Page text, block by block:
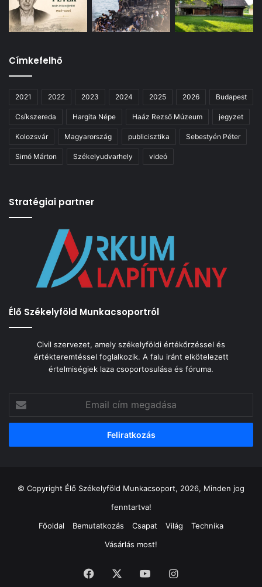
Címkefelhő
2021 2022 2023 2024 2025 2026 Budapest
Csíkszereda Hargita Népe Haáz Rezső Múzeum jegyzet
Kolozsvár Magyarország publicisztika Sebestyén Péter
Simó Márton Székelyudvarhely videó
Stratégiai partner
Élő Székelyföld Munkacsoportról
Civil szervezet, amely székelyföldi értékőrzéssel és
értékteremtéssel foglalkozik. A falu iránt elkötelezett
értelmiségiek laza csoportosulása és fóruma.
cím
megadása
© Copyright Élő Székelyföld Munkacsoport, 2026, Minden jog
fenntartva!
Főoldal
Bemutatkozás Csapat Világ
Technika
Vásárlás most!
Facebook YouTubeInstagram